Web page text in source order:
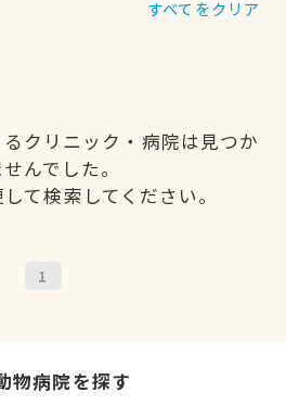
すべてをクリア
クリニック・病院は見つか
んでした。
て検索してください。
1
物病院を探す